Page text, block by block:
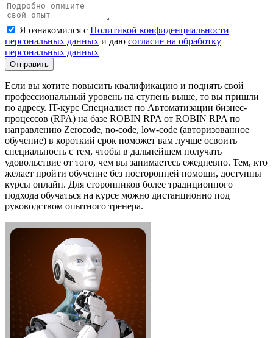
Я ознакомился с Политикой конфиденциальности
персональных данных и даю согласие на обработку
персональных данных
Отправить
Если вы хотите повысить квалификацию и поднять свой
профессиональный уровень на ступень выше, то вы пришли
по адресу. IT-курс Специалист по Автоматизации бизнес-
процессов (RPA) на базе ROBIN RPA от ROBIN RPA по
направлению Zerocode, no-code, low-code (авторизованное
обучение) в короткий срок поможет вам лучше освоить
специальность с тем, чтобы в дальнейшем получать
удовольствие от того, чем вы занимаетесь ежедневно. Тем, кто
желает пройти обучение без посторонней помощи, доступны
курсы онлайн. Для сторонников более традиционного
подхода обучаться на курсе можно дистанционно под
руководством опытного тренера.